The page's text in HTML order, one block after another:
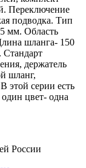
Переключение
подводка. Тип
мм. Область
шланга- 150
Стандарт
держатель
шланг,
этой серии есть
цвет- одна
России